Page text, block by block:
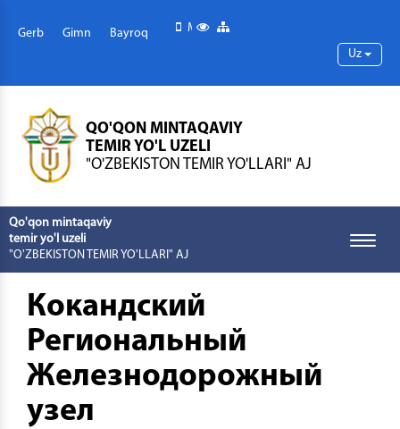
Gerb Gimn Bayroq Mobil versiya
Maxsus imkoniyatlar
Uz
QO'QON MINTAQAVIY
TEMIR YO'L UZELI
"O'ZBEKISTON TEMIR YO'LLARI" AJ
Qo'qon mintaqaviy
temir yo'l uzeli
"O'ZBEKISTON TEMIR YO'LLARI" AJ
Toggle
Кокандский
Региональный
Железнодорожный
узел